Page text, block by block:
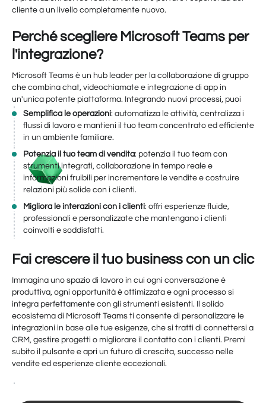
cliente a un livello completamente nuovo.
Perché scegliere Microsoft Teams per
l'integrazione?
Microsoft Teams è un hub leader per la collaborazione di gruppo
che combina chat, videochiamate e integrazione di app in
un'unica potente piattaforma. Integrando nuovi processi, puoi
Semplifica le operazioni: automatizza le attività, centralizza i
flussi di lavoro e mantieni il tuo team concentrato ed efficiente
in un ambiente familiare.
Potenzia il tuo team di vendita: potenzia il tuo team con
strumenti integrati, collaborazione in tempo reale e
informazioni fruibili per incrementare le vendite e costruire
relazioni più solide con i clienti.
Migliora le interazioni con i clienti: offri esperienze fluide,
professionali e personalizzate che mantengano i clienti
coinvolti e soddisfatti.
Fai crescere il tuo business con un clic
Immagina uno spazio di lavoro in cui ogni conversazione è
produttiva, ogni opportunità è ottimizzata e ogni processo si
integra perfettamente con gli strumenti esistenti. Il solido
ecosistema di Microsoft Teams ti consente di personalizzare le
integrazioni in base alle tue esigenze, che si tratti di connettersi a
CRM, gestire progetti o migliorare il contatto con i clienti. Premi
subito il pulsante e apri un futuro di crescita, successo nelle
vendite ed esperienze cliente eccezionali.